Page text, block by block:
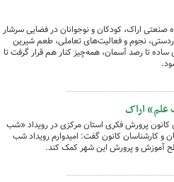
اراک، کودکان و نوجوانان در فضایی سرشار
نجوم و فعالیت‌های تعاملی، طعم شیرین
تا رصد آسمان، همه‌چیز کنار هم قرار گرفت تا
علم» اراک
کانون پرورش فکری استان مرکزی در رویداد «شب
و کارشناسان کانون گفت: امیدوارم رویداد شب
سطح آموزش و پرورش این شهر کمک کند.